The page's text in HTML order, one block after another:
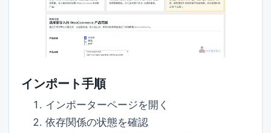
インポート手順
インポーターページを開く
依存関係の状態を確認